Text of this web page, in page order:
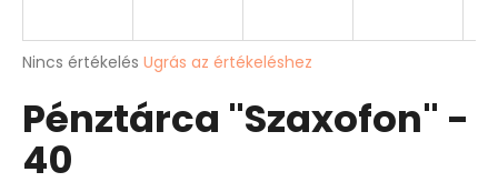
A
átlagos
értékelése
5-
ből
Nincs értékelés Ugrás az értékeléshez
Pénztárca "Szaxofon" -
40
A
á
n
l